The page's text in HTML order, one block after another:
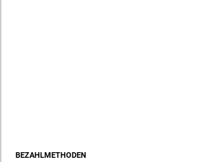
BEZAHLMETHODEN